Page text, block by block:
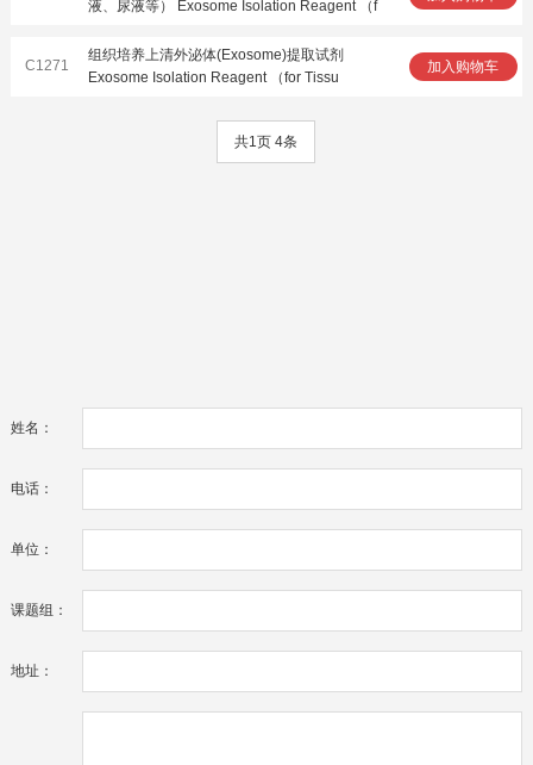
液、尿液等） Exosome Isolation Reagent （f
C1271
组织培养上清外泌体(Exosome)提取试剂
Exosome Isolation Reagent （for Tissu
加入购物车
共1页 4条
姓名：
电话：
单位：
课题组：
地址：